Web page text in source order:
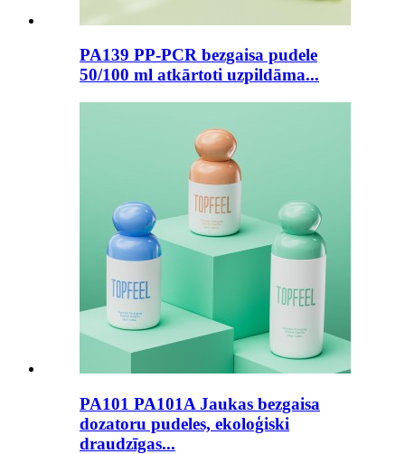
PA139 PP-PCR bezgaisa pudele
50/100 ml atkārtoti uzpildāma...
PA101 PA101A Jaukas bezgaisa
dozatoru pudeles, ekoloģiski
draudzīgas...